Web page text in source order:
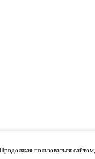
пользоваться